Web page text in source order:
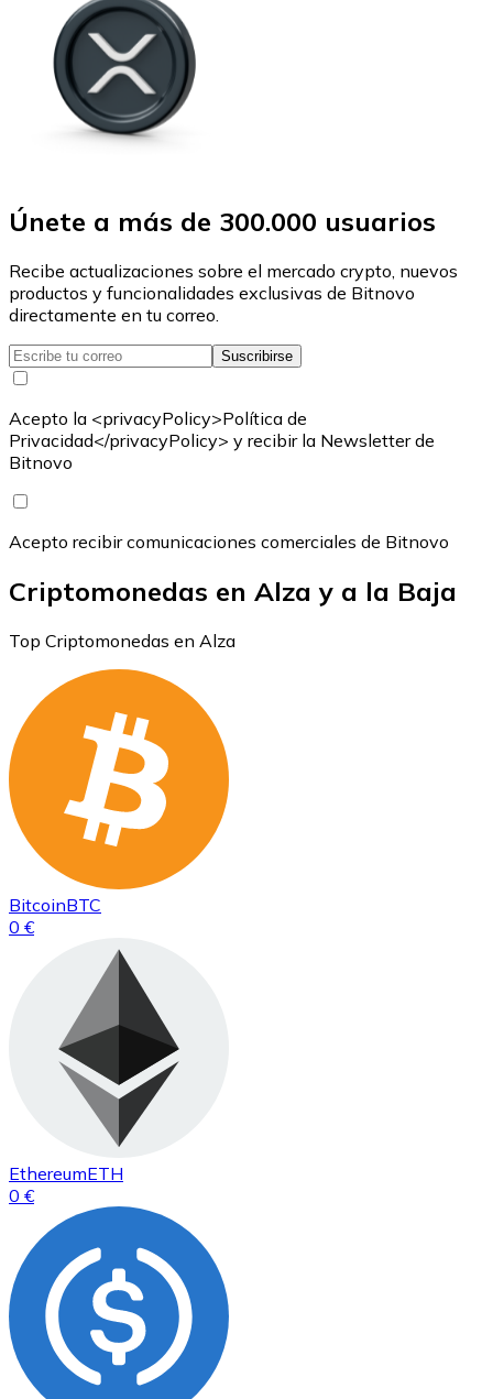
Únete a más de 300.000 usuarios
Recibe actualizaciones sobre el mercado crypto, nuevos
productos y funcionalidades exclusivas de Bitnovo
directamente en tu correo.
Suscribirse
Acepto la <privacyPolicy>Política de
Privacidad</privacyPolicy> y recibir la Newsletter de
Bitnovo
Acepto recibir comunicaciones comerciales de Bitnovo
Criptomonedas en Alza y a la Baja
Top Criptomonedas en Alza
BitcoinBTC
0 €
EthereumETH
0 €